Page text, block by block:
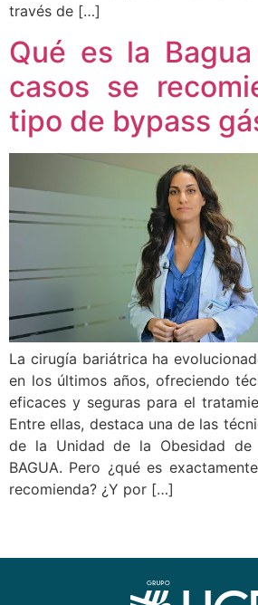
través de […]
Qué es la
casos se
tipo de bypass
La cirugía bariátrica ha
en los últimos años, ofreciendo
eficaces y seguras para el
Entre ellas, destaca una de las
de la Unidad de la Obesidad de
BAGUA. Pero ¿qué es
recomienda? ¿Y por […]